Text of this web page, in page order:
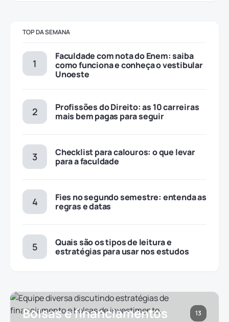
TOP DA SEMANA
Faculdade com nota do Enem: saiba
como funciona e conheça o vestibular
Unoeste
Profissões do Direito: as 10 carreiras
mais bem pagas para seguir
Checklist para calouros: o que levar
para a faculdade
Fies no segundo semestre: entenda as
regras e datas
Quais são os tipos de leitura e
estratégias para usar nos estudos
Bolsas e financiamentos 13